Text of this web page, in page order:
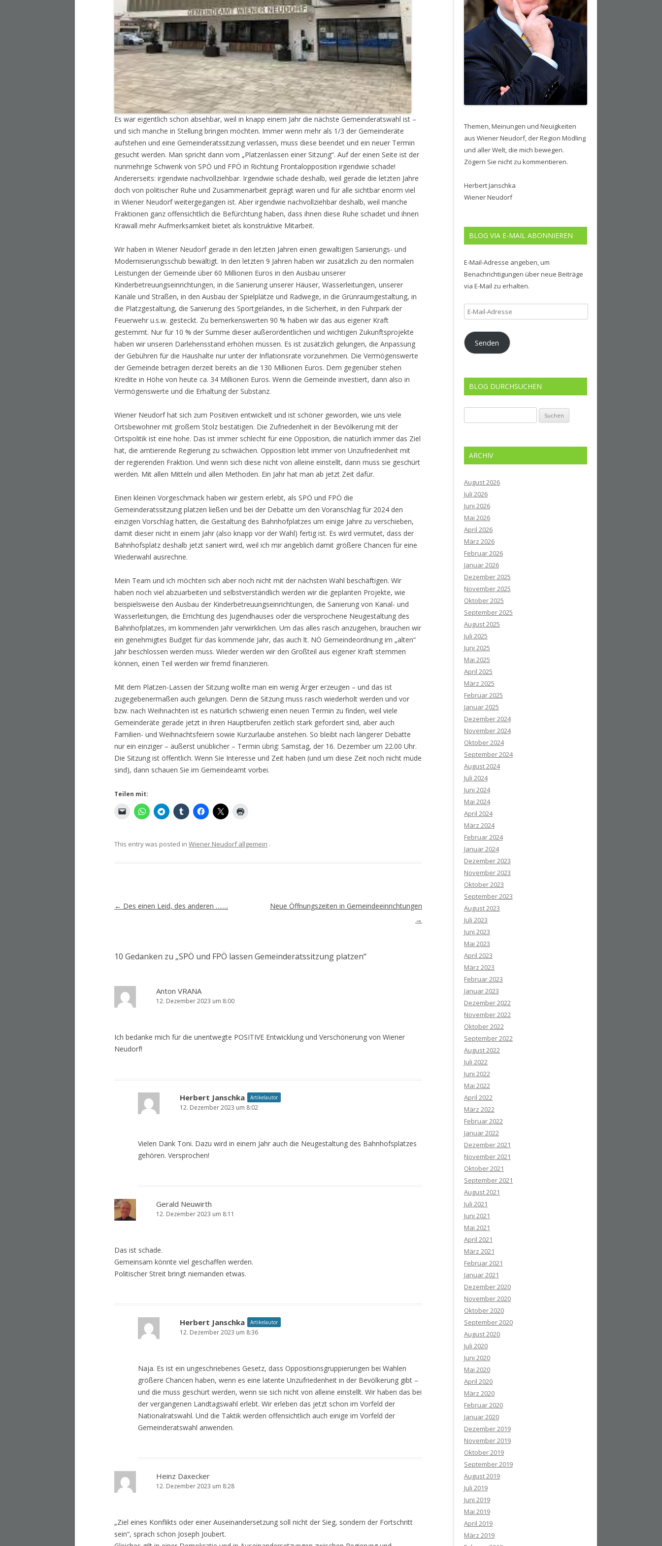
Es war eigentlich schon absehbar, weil in knapp einem Jahr die nächste Gemeinderatswahl ist –
und sich manche in Stellung bringen möchten. Immer wenn mehr als 1/3 der Gemeinderäte
aufstehen und eine Gemeinderatssitzung verlassen, muss diese beendet und ein neuer Termin
gesucht werden. Man spricht dann vom „Platzenlassen einer Sitzung“. Auf der einen Seite ist der
nunmehrige Schwenk von SPÖ und FPÖ in Richtung Frontalopposition irgendwie schade!
Andererseits: irgendwie nachvollziehbar. Irgendwie schade deshalb, weil gerade die letzten Jahre
doch von politischer Ruhe und Zusammenarbeit geprägt waren und für alle sichtbar enorm viel
in Wiener Neudorf weitergegangen ist. Aber irgendwie nachvollziehbar deshalb, weil manche
Fraktionen ganz offensichtlich die Befürchtung haben, dass ihnen diese Ruhe schadet und ihnen
Krawall mehr Aufmerksamkeit bietet als konstruktive Mitarbeit.
Wir haben in Wiener Neudorf gerade in den letzten Jahren einen gewaltigen Sanierungs- und
Modernisierungsschub bewältigt. In den letzten 9 Jahren haben wir zusätzlich zu den normalen
Leistungen der Gemeinde über 60 Millionen Euros in den Ausbau unserer
Kinderbetreuungseinrichtungen, in die Sanierung unserer Häuser, Wasserleitungen, unserer
Kanäle und Straßen, in den Ausbau der Spielplätze und Radwege, in die Grünraumgestaltung, in
die Platzgestaltung, die Sanierung des Sportgeländes, in die Sicherheit, in den Fuhrpark der
Feuerwehr u.s.w. gesteckt. Zu bemerkenswerten 90 % haben wir das aus eigener Kraft
gestemmt. Nur für 10 % der Summe dieser außerordentlichen und wichtigen Zukunftsprojekte
haben wir unseren Darlehensstand erhöhen müssen. Es ist zusätzlich gelungen, die Anpassung
der Gebühren für die Haushalte nur unter der Inflationsrate vorzunehmen. Die Vermögenswerte
der Gemeinde betragen derzeit bereits an die 130 Millionen Euros. Dem gegenüber stehen
Kredite in Höhe von heute ca. 34 Millionen Euros. Wenn die Gemeinde investiert, dann also in
Vermögenswerte und die Erhaltung der Substanz.
Wiener Neudorf hat sich zum Positiven entwickelt und ist schöner geworden, wie uns viele
Ortsbewohner mit großem Stolz bestätigen. Die Zufriedenheit in der Bevölkerung mit der
Ortspolitik ist eine hohe. Das ist immer schlecht für eine Opposition, die natürlich immer das Ziel
hat, die amtierende Regierung zu schwächen. Opposition lebt immer von Unzufriedenheit mit
der regierenden Fraktion. Und wenn sich diese nicht von alleine einstellt, dann muss sie geschürt
werden. Mit allen Mitteln und allen Methoden. Ein Jahr hat man ab jetzt Zeit dafür.
Einen kleinen Vorgeschmack haben wir gestern erlebt, als SPÖ und FPÖ die
Gemeinderatssitzung platzen ließen und bei der Debatte um den Voranschlag für 2024 den
einzigen Vorschlag hatten, die Gestaltung des Bahnhofplatzes um einige Jahre zu verschieben,
damit dieser nicht in einem Jahr (also knapp vor der Wahl) fertig ist. Es wird vermutet, dass der
Bahnhofsplatz deshalb jetzt saniert wird, weil ich mir angeblich damit größere Chancen für eine
Wiederwahl ausrechne.
Mein Team und ich möchten sich aber noch nicht mit der nächsten Wahl beschäftigen. Wir
haben noch viel abzuarbeiten und selbstverständlich werden wir die geplanten Projekte, wie
beispielsweise den Ausbau der Kinderbetreuungseinrichtungen, die Sanierung von Kanal- und
Wasserleitungen, die Errichtung des Jugendhauses oder die versprochene Neugestaltung des
Bahnhofplatzes, im kommenden Jahr verwirklichen. Um das alles rasch anzugehen, brauchen wir
ein genehmigtes Budget für das kommende Jahr, das auch lt. NÖ Gemeindeordnung im „alten“
Jahr beschlossen werden muss. Wieder werden wir den Großteil aus eigener Kraft stemmen
können, einen Teil werden wir fremd finanzieren.
Mit dem Platzen-Lassen der Sitzung wollte man ein wenig Ärger erzeugen – und das ist
zugegebenermaßen auch gelungen. Denn die Sitzung muss rasch wiederholt werden und vor
bzw. nach Weihnachten ist es natürlich schwierig einen neuen Termin zu finden, weil viele
Gemeinderäte gerade jetzt in ihren Hauptberufen zeitlich stark gefordert sind, aber auch
Familien- und Weihnachtsfeiern sowie Kurzurlaube anstehen. So bleibt nach längerer Debatte
nur ein einziger – äußerst unüblicher – Termin übrig: Samstag, der 16. Dezember um 22.00 Uhr.
Die Sitzung ist öffentlich. Wenn Sie Interesse und Zeit haben (und um diese Zeit noch nicht müde
sind), dann schauen Sie im Gemeindeamt vorbei.
Teilen mit:
This entry was posted in Wiener Neudorf allgemein .
Artikel-
← Des einen Leid, des anderen …….
Neue Öffnungszeiten in Gemeindeeinrichtungen
→
10 Gedanken zu „SPÖ und FPÖ lassen Gemeinderatssitzung platzen“
Anton VRANA
12. Dezember 2023 um 8:00
Ich bedanke mich für die unentwegte POSITIVE Entwicklung und Verschönerung von Wiener
Neudorf!
Herbert Janschka Artikelautor
12. Dezember 2023 um 8:02
Vielen Dank Toni. Dazu wird in einem Jahr auch die Neugestaltung des Bahnhofsplatzes
gehören. Versprochen!
Gerald Neuwirth
12. Dezember 2023 um 8:11
Das ist schade.
Gemeinsam könnte viel geschaffen werden.
Politischer Streit bringt niemanden etwas.
Herbert Janschka Artikelautor
12. Dezember 2023 um 8:36
Naja. Es ist ein ungeschriebenes Gesetz, dass Oppositionsgruppierungen bei Wahlen
größere Chancen haben, wenn es eine latente Unzufriedenheit in der Bevölkerung gibt –
und die muss geschürt werden, wenn sie sich nicht von alleine einstellt. Wir haben das bei
der vergangenen Landtagswahl erlebt. Wir erleben das jetzt schon im Vorfeld der
Nationalratswahl. Und die Taktik werden offensichtlich auch einige im Vorfeld der
Gemeinderatswahl anwenden.
Heinz Daxecker
12. Dezember 2023 um 8:28
„Ziel eines Konflikts oder einer Auseinandersetzung soll nicht der Sieg, sondern der Fortschritt
sein“, sprach schon Joseph Joubert.
Themen, Meinungen und Neuigkeiten
aus Wiener Neudorf, der Region Mödling
und aller Welt, die mich bewegen.
Zögern Sie nicht zu kommentieren.
Herbert Janschka
Wiener Neudorf
BLOG VIA E-MAIL ABONNIEREN
E-Mail-Adresse angeben, um
Benachrichtigungen über neue Beiträge
via E-Mail zu erhalten.
E-
Mail-
Adresse
Senden
BLOG DURCHSUCHEN
nach:
ARCHIV
August 2026
Juli 2026
Juni 2026
Mai 2026
April 2026
März 2026
Februar 2026
Januar 2026
Dezember 2025
November 2025
Oktober 2025
September 2025
August 2025
Juli 2025
Juni 2025
Mai 2025
April 2025
März 2025
Februar 2025
Januar 2025
Dezember 2024
November 2024
Oktober 2024
September 2024
August 2024
Juli 2024
Juni 2024
Mai 2024
April 2024
März 2024
Februar 2024
Januar 2024
Dezember 2023
November 2023
Oktober 2023
September 2023
August 2023
Juli 2023
Juni 2023
Mai 2023
April 2023
März 2023
Februar 2023
Januar 2023
Dezember 2022
November 2022
Oktober 2022
September 2022
August 2022
Juli 2022
Juni 2022
Mai 2022
April 2022
März 2022
Februar 2022
Januar 2022
Dezember 2021
November 2021
Oktober 2021
September 2021
August 2021
Juli 2021
Juni 2021
Mai 2021
April 2021
März 2021
Februar 2021
Januar 2021
Dezember 2020
November 2020
Oktober 2020
September 2020
August 2020
Juli 2020
Juni 2020
Mai 2020
April 2020
März 2020
Februar 2020
Januar 2020
Dezember 2019
November 2019
Oktober 2019
September 2019
August 2019
Juli 2019
Juni 2019
Mai 2019
April 2019
März 2019